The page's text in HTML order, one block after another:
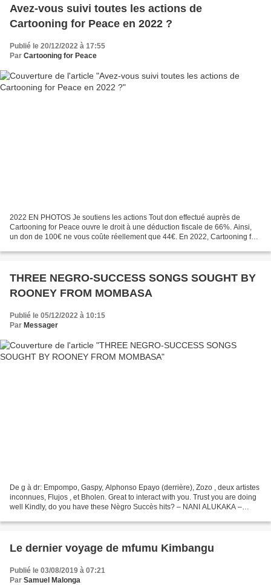
Avez-vous suivi toutes les actions de
Cartooning for Peace en 2022 ?
Publié le 20/12/2022 à 17:55
Par Cartooning for Peace
2022 EN PHOTOS Je soutiens les actions Tout don effectué auprès de
Cartooning for Peace ouvre le droit à une déduction fiscale de 66%. Ainsi,
un don de 100€ ne vous coûte réellement que 44€. En 2022, Cartooning for
THREE NEGRO-SUCCESS SONGS SOUGHT BY
ROONEY FROM MOMBASA
Publié le 05/12/2022 à 10:15
Par Messager
De g à dr: Empompo, Gaspy, Alphonso Epayo (derrière), Zozo , deux artistes
inconnues, Flujos , et Bholen. Great to interact with you. Trust you are doing
well Kindly, do you have these Nègro Succès hits? – NANI ALUKAKA –
Le dernier voyage de mfumu Kimbangu
Publié le 03/08/2019 à 07:21
Par Samuel Malonga